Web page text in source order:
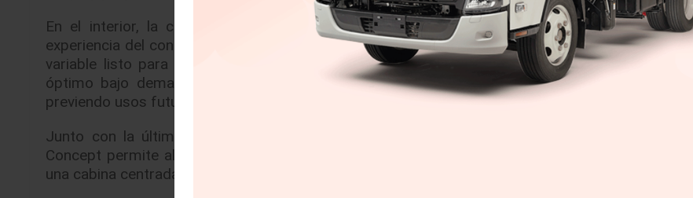
En el interior, la cabina ofrece mucho espacio gracias a su diseño minimalista,
experiencia del conductor y los pasajeros. El motor VC-Turbo de INFINITI, el primer motor de
variable listo para producción en el mundo, impulsa el Q Inspiration Concept y permite un
óptimo bajo demanda, mientras perfecciona el ahorro de combustible en toda la banda de
previendo usos futuros de trenes motrices de compresión variable.
Junto con la última generación de sistemas de conducción semiautónoma ProPILOT, el Q
Concept permite al piloto delegar ciertas tareas de conducción del vehículo y disfrutar la
una cabina centrada en el ser humano; conservando al mismo tiempo el máximo control del